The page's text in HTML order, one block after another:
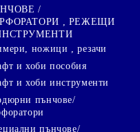
/
, РЕЖЕЩИ
ножици , резачи
и хоби пособия
и хоби инструменти
пънчове/
пънчове/